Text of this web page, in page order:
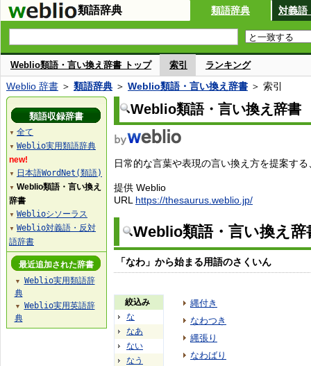
類語辞典 類語辞典 対義語
Weblio類語・言い換え辞書 トップ 索引 ランキング
Weblio 辞書 ＞ 類語辞典 ＞ Weblio類語・言い換え辞書 ＞ 索引
Weblio類語・言い換え辞書
日常的な言葉や表現の言い換え方を提案す
提供 Weblio
URL https://thesaurus.weblio.jp/
Weblio類語・言い換え
「なわ」から始まる用語のさくいん
絞込み
な
なあ
ない
なう
縄付き
なわつき
縄張り
なわばり
類語収録辞書
▼ 全て
▼ Weblio実用類語辞典
new!
▼ 日本語WordNet(類語)
▼ Weblio類語・言い換え
辞書
▼ Weblioシソーラス
▼ Weblio対義語・反対
語辞書
最近追加された辞書
▼
Weblio実用類語辞
典
▼
Weblio実用英語辞
典